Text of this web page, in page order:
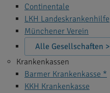
Continentale
LKH Landeskrankenhilfe
Münchener Verein
Alle Gesellschaften >
Krankenkassen
Barmer Krankenkasse *
KKH Krankenkasse